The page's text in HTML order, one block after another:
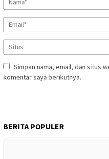
Simpan nama, email, dan situs
komentar saya berikutnya.
BERITA POPULER